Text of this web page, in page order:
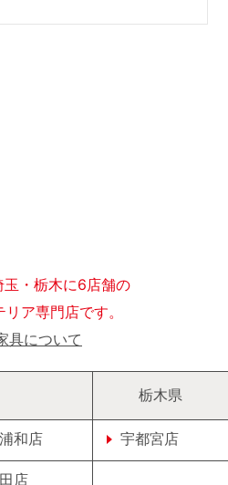
玉・栃木に6店舗の
ア専門店です。
具について
和店
店
栃木県
宇都宮店